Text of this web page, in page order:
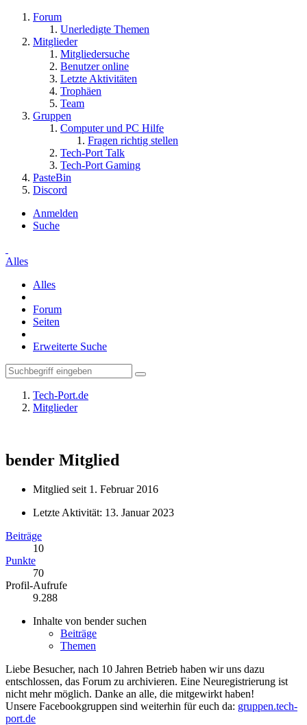
Forum
Unerledigte Themen
Mitglieder
Mitgliedersuche
Benutzer online
Letzte Aktivitäten
Trophäen
Team
Gruppen
Computer und PC Hilfe
Fragen richtig stellen
Tech-Port Talk
Tech-Port Gaming
PasteBin
Discord
Anmelden
Suche
Alles
Alles
Forum
Seiten
Erweiterte Suche
Tech-Port.de
Mitglieder
bender Mitglied
Mitglied seit 1. Februar 2016
Letzte Aktivität: 13. Januar 2023
Beiträge
10
Punkte
70
Profil-Aufrufe
9.288
Inhalte von bender suchen
Beiträge
Themen
Liebe Besucher, nach 10 Jahren Betrieb haben wir uns dazu
entschlossen, das Forum zu archivieren. Eine Neuregistrierung ist
nicht mehr möglich. Danke an alle, die mitgewirkt haben!
Unsere Facebookgruppen sind weiterhin für euch da: gruppen.tech-
port.de